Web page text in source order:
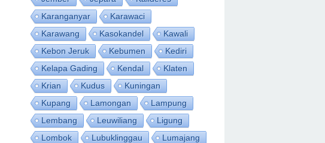
Karanganyar
Karawaci
Karawang
Kasokandel
Kawali
Kebon Jeruk
Kebumen
Kediri
Kelapa Gading
Kendal
Klaten
Krian
Kudus
Kuningan
Kupang
Lamongan
Lampung
Lembang
Leuwiliang
Ligung
Lombok
Lubuklinggau
Lumajang